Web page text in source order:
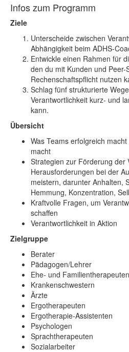
Infos zum Programm
Ziele
Unterscheide zwischen
Abhängigkeit beim ADHS-
Entwickle einen Rahmen für
den du mit Kunden und
Rechenschaftspflicht nutzen
Schlag fünf strukturierte
Verantwortlichkeit kurz- und
kann.
Übersicht
Was Teams erfolgreich
macht
Strategien zur Förderung der
Herausforderungen bei der
meistern, darunter Anhalten,
Hemmung, Konzentration,
Kraftvolle Fragen, um
schaffen
Verantwortlichkeit in Aktion
Zielgruppe
Berater
Pädagogen/Lehrer
Ehe- und Familientherapeuten
Krankenschwestern
Ärzte
Ergotherapeuten
Ergotherapie-Assistenten
Psychologen
Sprachtherapeuten
Sozialarbeiter